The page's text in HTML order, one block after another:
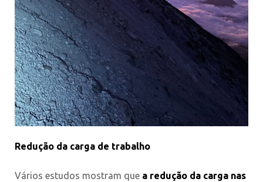
Redução da carga de trabalho
Vários estudos mostram que a redução da carga nas